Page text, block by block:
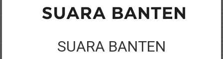
SUARA BANTEN